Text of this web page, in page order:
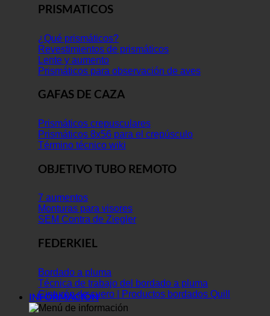
PRISMATICOS
¿Qué prismáticos?
Revestimientos de prismáticos
Lente y aumento
Prismáticos para observación de aves
GAFAS DE CAZA
Prismáticos crepusculares
Prismáticos 8x56 para el crepúsculo
Término técnico wiki
OBJETIVO TUBO REMOTO
7 aumentos
Monturas para visores
SEM Contra de Ziegler
FEDERKIEL
Bordado a pluma
Técnica de trabajo del bordado a pluma
Cinturón de cuero | Productos bordados Quill
INFORMACIÓN